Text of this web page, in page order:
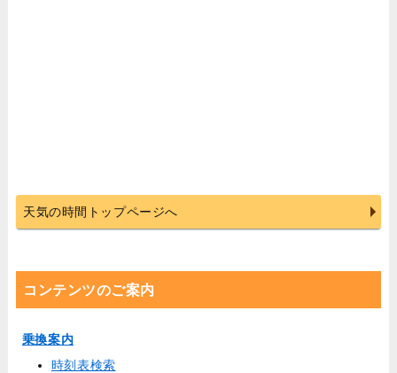
天気の時間トップページへ
コンテンツのご案内
乗換案内
時刻表検索